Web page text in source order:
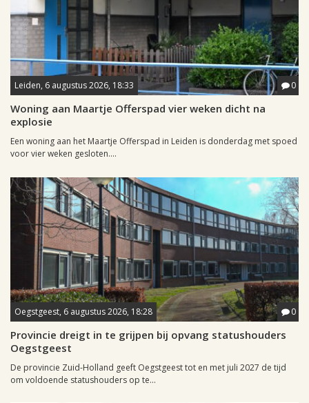
Leiden, 6 augustus 2026, 18:33 0
Woning aan Maartje Offerspad vier weken dicht na
explosie
Een woning aan het Maartje Offerspad in Leiden is donderdag met spoed
voor vier weken gesloten....
Oegstgeest, 6 augustus 2026, 18:28 0
Provincie dreigt in te grijpen bij opvang statushouders
Oegstgeest
De provincie Zuid-Holland geeft Oegstgeest tot en met juli 2027 de tijd
om voldoende statushouders op te...